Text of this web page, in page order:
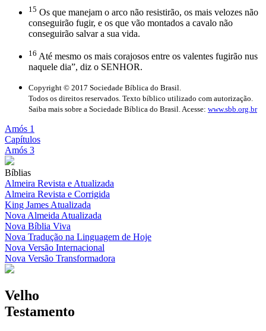
15 Os que manejam o arco não resistirão, os mais velozes não
conseguirão fugir, e os que vão montados a cavalo não
conseguirão salvar a sua vida.
16 Até mesmo os mais corajosos entre os valentes fugirão nus
naquele dia”, diz o SENHOR.
Copyright © 2017 Sociedade Bíblica do Brasil.
Todos os direitos reservados. Texto bíblico utilizado com autorização.
Saiba mais sobre a Sociedade Bíblica do Brasil. Acesse: www.sbb.org.br
Amós 1
Capítulos
Amós 3
Bíblias
Almeira Revista e Atualizada
Almeira Revista e Corrigida
King James Atualizada
Nova Almeida Atualizada
Nova Bíblia Viva
Nova Tradução na Linguagem de Hoje
Nova Versão Internacional
Nova Versão Transformadora
Velho
Testamento